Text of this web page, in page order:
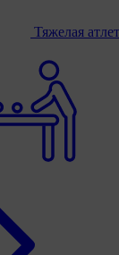
Тяжелая